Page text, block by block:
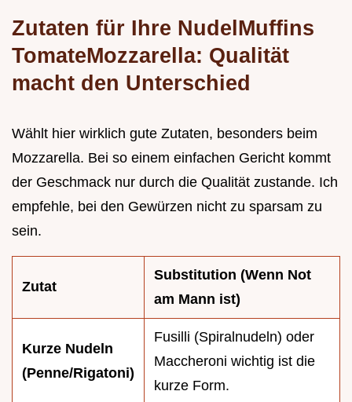
Zutaten für Ihre NudelMuffins
TomateMozzarella: Qualität
macht den Unterschied
Wählt hier wirklich gute Zutaten, besonders beim
Mozzarella. Bei so einem einfachen Gericht kommt
der Geschmack nur durch die Qualität zustande. Ich
empfehle, bei den Gewürzen nicht zu sparsam zu
sein.
Zutat
Substitution (Wenn Not
am Mann ist)
Kurze Nudeln
(Penne/Rigatoni)
Fusilli (Spiralnudeln) oder
Maccheroni wichtig ist die
kurze Form.